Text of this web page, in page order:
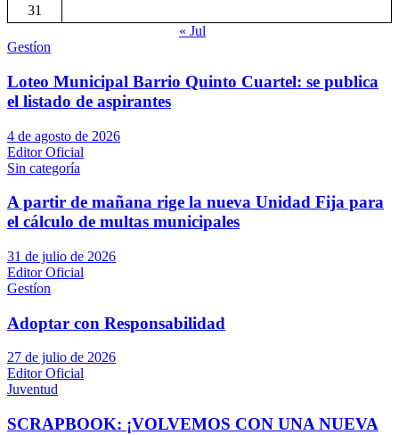
31
« Jul
Gestíon
Loteo Municipal Barrio Quinto Cuartel: se publica
el listado de aspirantes
4 de agosto de 2026
Editor Oficial
Sin categoría
A partir de mañana rige la nueva Unidad Fija para
el cálculo de multas municipales
31 de julio de 2026
Editor Oficial
Gestíon
Adoptar con Responsabilidad
27 de julio de 2026
Editor Oficial
Juventud
SCRAPBOOK: ¡VOLVEMOS CON UNA NUEVA